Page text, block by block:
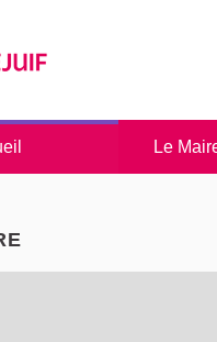
Le
une carte qui présente